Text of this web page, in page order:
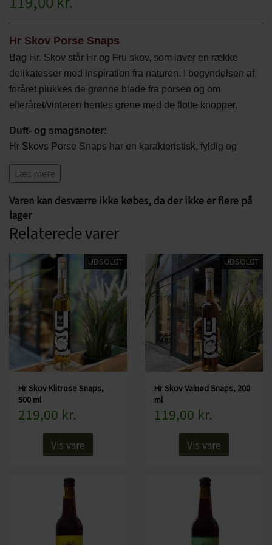
MERLOT
PINOT NOIR
REFOSCO
SCHIOPPETINO
CHOKOLADE, LAKRIDS ETC
CIDER
TONICS OG VAND
JUL OG GLØGG
Hr Skov Porse Snaps
Bag Hr. Skov står Hr og Fru skov, som laver en række
delikatesser med inspiration fra naturen.
I begyndelsen af
foråret plukkes de grønne blade fra porsen og om
efteråret/vinteren hentes grene med de flotte knopper.
Duft- og smagsnoter:
Hr Skovs Porse Snaps har en karakteristisk, fyldig og
kraftig smag af frisk porse og samtidig blødt afrundet med
den naturlige smag af lakridsrod.
og elegant flaske, der pryder et veldækket bord - og i selve
flasken, er der også en lille fin porsegren.
Serveringsforslag:
Hr. Skov's snaps skal ikke serveres iskold, men ved
stuetemperatur så alle smagsnuancerne kommer frem.
Specifikationer:
Land: Danmark
Område: Jylland
Alkohol: 38%
Serveringsforslag: Fx til frokostbordet
Serveres ved: Stuetemperatur for at få alle smagsnuancer med
Størrelse: 200 ml
Læs mere
Varen kan desværre ikke købes, da der ikke er flere på
lager
Relaterede varer
UDSOLGT
Hr Skov Klitrose Snaps,
500 ml
219,00 kr.
Vis vare
UDSOLGT
Hr Skov Valnød Snaps, 200
ml
119,00 kr.
Vis vare